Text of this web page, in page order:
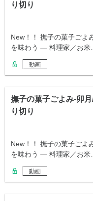
り切り
New！！ 撫子の菓子ごよ
を味わう ― 料理家／お米…
動画
撫子の菓子ごよみ-卯
り切り
New！！ 撫子の菓子ごよ
を味わう ― 料理家／お米…
動画